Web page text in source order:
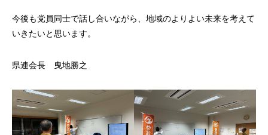
今後も党員同士で話し合いながら、地域のよりよい未来を考えて
いきたいと思います。
県連会長 曳地勝之